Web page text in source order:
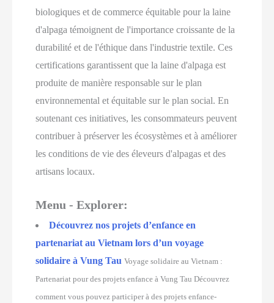
biologiques et de commerce équitable pour la laine
d'alpaga témoignent de l'importance croissante de la
durabilité et de l'éthique dans l'industrie textile. Ces
certifications garantissent que la laine d'alpaga est
produite de manière responsable sur le plan
environnemental et équitable sur le plan social. En
soutenant ces initiatives, les consommateurs peuvent
contribuer à préserver les écosystèmes et à améliorer
les conditions de vie des éleveurs d'alpagas et des
artisans locaux.
Menu - Explorer:
Découvrez nos projets d’enfance en
partenariat au Vietnam lors d’un voyage
solidaire à Vung Tau Voyage solidaire au Vietnam :
Partenariat pour des projets enfance à Vung Tau Découvrez
comment vous pouvez participer à des projets enfance-